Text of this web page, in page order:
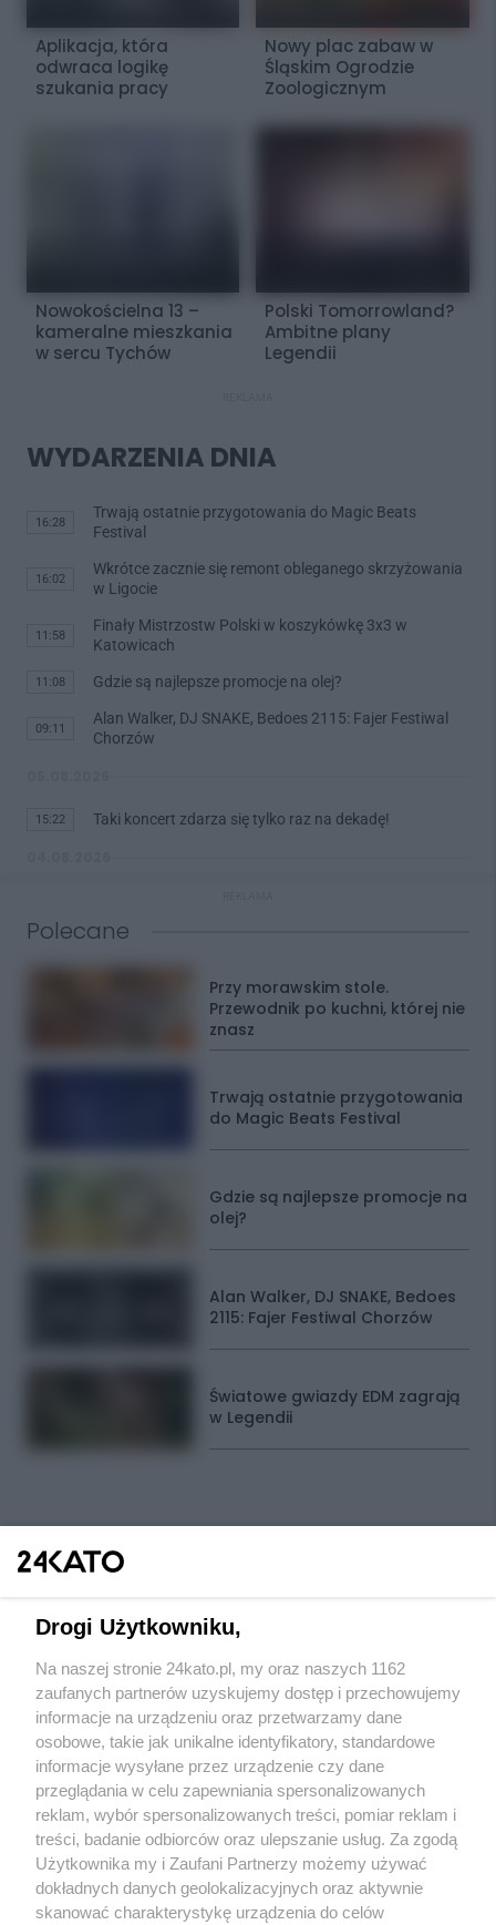
Aplikacja, która
odwraca logikę
szukania pracy
Nowy plac zabaw w
Śląskim Ogrodzie
Zoologicznym
Nowokościelna 13 –
kameralne mieszkania
w sercu Tychów
Polski Tomorrowland?
Ambitne plany
Legendii
WYDARZENIA DNIA
16:28
Trwają ostatnie przygotowania do Magic Beats
Festival
16:02
Wkrótce zacznie się remont obleganego skrzyżowania
w Ligocie
11:58
Finały Mistrzostw Polski w koszykówkę 3x3 w
Katowicach
11:08 Gdzie są najlepsze promocje na olej?
09:11
Alan Walker, DJ SNAKE, Bedoes 2115: Fajer Festiwal
Chorzów
15:22 Taki koncert zdarza się tylko raz na dekadę!
Przerwa technologiczna na Basenie Zadole w
Śląski „Hat trick” – pijany, rowerem autostradą, bez
„Wrażliwość” – nowa wystawa fotografii ZPAF od 4
8 tys. zł. dla właścicieli domów na zatrzymanie
Wiadukt przy Dobrego Urobku otwarty!
Światowe gwiazdy EDM zagrają w Legendii
XV Festiwal NGO – 12 września w w Parku
07:30 Tramwaje i Metrokolej zyskają żółte barwy GZM
28.07.2026
14:50 Urodziny Katowic 2026. Znamy program koncertów
27.07.2026
21:27 82. Rajd Polski za nami. Matulka i Dymurski najlepsi
25.07.2026
Lubelszczyzna. Turystyka wiejska, czy agroturystyka?
24.07.2026
Polecane
Przy morawskim stole.
Przewodnik po kuchni, której nie
znasz
Trwają ostatnie przygotowania
do Magic Beats Festival
Gdzie są najlepsze promocje na
olej?
Alan Walker, DJ SNAKE, Bedoes
2115: Fajer Festiwal Chorzów
Światowe gwiazdy EDM zagrają
w Legendii
Wydawca mediów lokalnych
Nie zapomnij
zapoznać się z:
polityką prywatności regulamin korzystania z portali
Twojemiasto
Piekary Śląskie
Skontaktuj sięz nami
Kontakt
Drogi Użytkowniku,
Na naszej stronie 24kato.pl, my oraz naszych 1162
zaufanych partnerów uzyskujemy dostęp i przechowujemy
informacje na urządzeniu oraz przetwarzamy dane
osobowe, takie jak unikalne identyfikatory, standardowe
informacje wysyłane przez urządzenie czy dane
przeglądania w celu zapewniania spersonalizowanych
reklam, wybór spersonalizowanych treści, pomiar reklam i
treści, badanie odbiorców oraz ulepszanie usług. Za zgodą
Użytkownika my i Zaufani Partnerzy możemy używać
dokładnych danych geolokalizacyjnych oraz aktywnie
skanować charakterystykę urządzenia do celów